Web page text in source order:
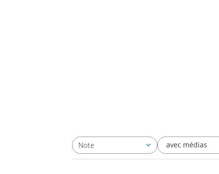
Note
Toutes les évaluations avec médias